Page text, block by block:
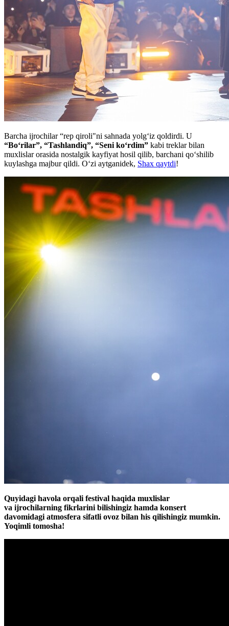
Barcha ijrochilar “rep qiroli"ni sahnada yolg‘iz qoldirdi. U
“Bo‘rilar”, “Tashlandiq”, “Seni ko‘rdim” kabi treklar bilan
muxlislar orasida nostalgik kayfiyat hosil qilib, barchani qo‘shilib
kuylashga majbur qildi. O‘zi aytganidek, Shax qaytdi!
Quyidagi havola orqali festival haqida muxlislar
va ijrochilarning fikrlarini bilishingiz hamda konsert
davomidagi atmosfera sifatli ovoz bilan his qilishingiz mumkin.
Yoqimli tomosha!